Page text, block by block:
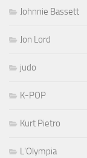
Johnnie Bassett
Jon Lord
judo
K-POP
Kurt Pietro
L'Olympia